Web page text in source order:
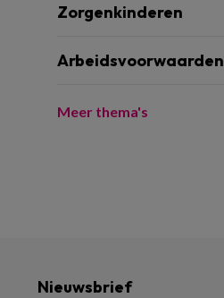
Zorgenkinderen
Arbeidsvoorwaarden
Meer thema's
Nieuwsbrief